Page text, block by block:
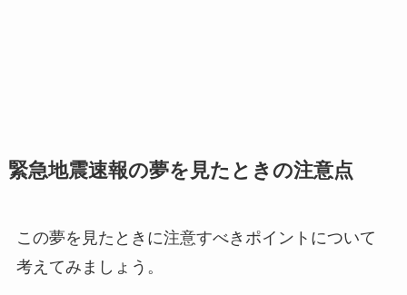
緊急地震速報の夢を見たときの注意点
この夢を見たときに注意すべきポイントについて
考えてみましょう。